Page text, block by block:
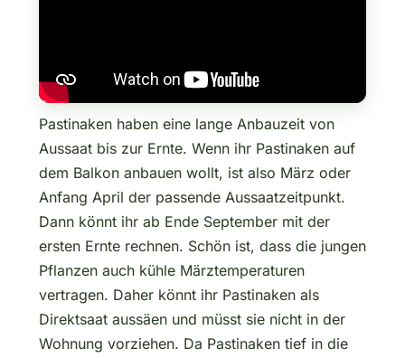
Pastinaken haben eine lange Anbauzeit von
Aussaat bis zur Ernte. Wenn ihr Pastinaken auf
dem Balkon anbauen wollt, ist also März oder
Anfang April der passende Aussaatzeitpunkt.
Dann könnt ihr ab Ende September mit der
ersten Ernte rechnen. Schön ist, dass die jungen
Pflanzen auch kühle Märztemperaturen
vertragen. Daher könnt ihr Pastinaken als
Direktsaat aussäen und müsst sie nicht in der
Wohnung vorziehen. Da Pastinaken tief in die